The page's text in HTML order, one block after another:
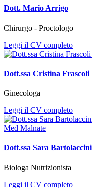
Dott. Mario Arrigo
Chirurgo - Proctologo
Leggi il CV completo
Dott.ssa Cristina Frascoli
Ginecologa
Leggi il CV completo
Dott.ssa Sara Bartolaccini
Biologa Nutrizionista
Leggi il CV completo